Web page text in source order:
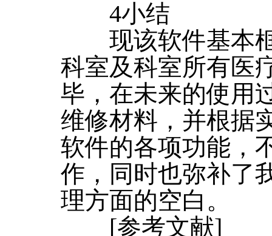
4小结
现该软件基本框
科室及科室所有医
毕，在未来的使用
维修材料，并根据
软件的各项功能，
作，同时也弥补了
理方面的空白。
[参考文献]